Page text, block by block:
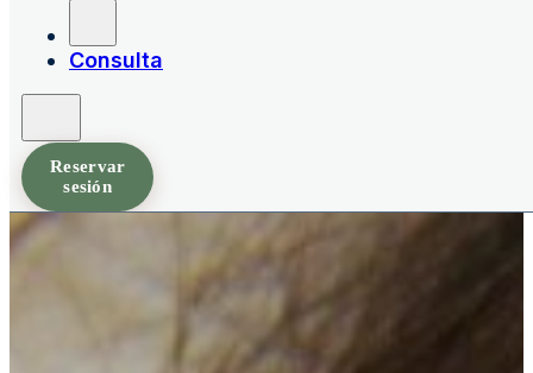
Consulta
Reservar
sesión